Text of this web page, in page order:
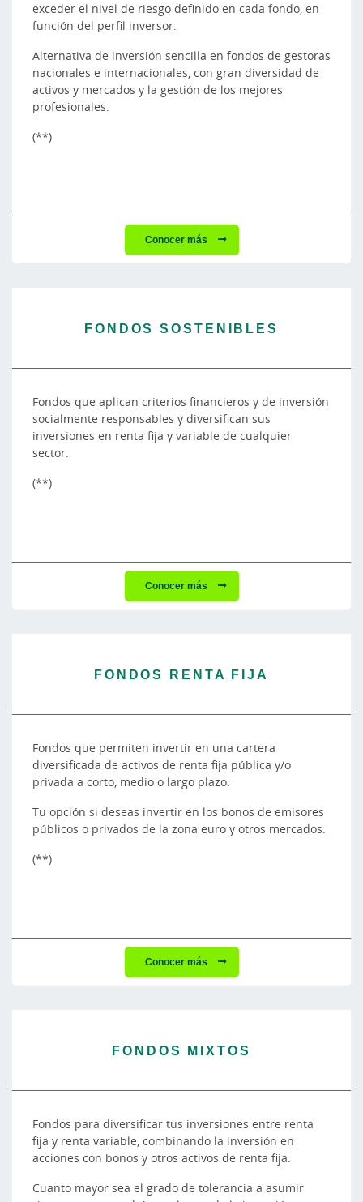
exceder el nivel de riesgo definido en cada fondo, en
función del perfil inversor.
Alternativa de inversión sencilla en fondos de gestoras
nacionales e internacionales, con gran diversidad de
activos y mercados y la gestión de los mejores
profesionales.
(**)
Conocer más
FONDOS SOSTENIBLES
Fondos que aplican criterios financieros y de inversión
socialmente responsables y diversifican sus
inversiones en renta fija y variable de cualquier
sector.
(**)
Conocer más
FONDOS RENTA FIJA
Fondos que permiten invertir en una cartera
diversificada de activos de renta fija pública y/o
privada a corto, medio o largo plazo.
Tu opción si deseas invertir en los bonos de emisores
públicos o privados de la zona euro y otros mercados.
(**)
Conocer más
FONDOS MIXTOS
Fondos para diversificar tus inversiones entre renta
fija y renta variable, combinando la inversión en
acciones con bonos y otros activos de renta fija.
Cuanto mayor sea el grado de tolerancia a asumir